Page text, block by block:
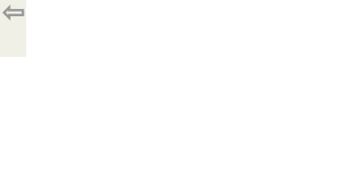
⇦